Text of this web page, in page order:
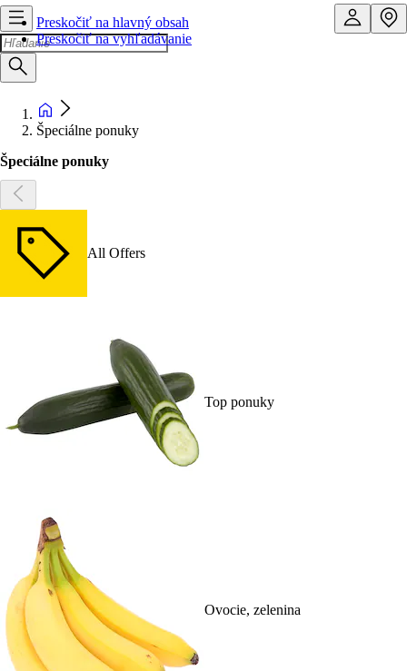
Preskočiť na hlavný obsah
Preskočiť na vyhľadávanie
Špeciálne ponuky
Špeciálne ponuky
All Offers
Top ponuky
Ovocie, zelenina